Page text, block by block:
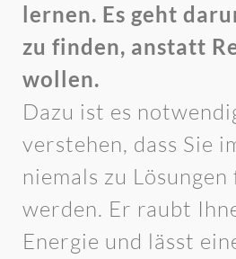
lernen. Es geht
zu finden, anstatt
wollen.
Dazu ist es
verstehen, dass Sie
niemals zu
werden. Er raubt
Energie und lässt